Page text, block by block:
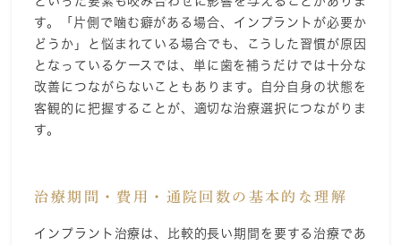
す。「片側で噛む癖がある場合、インプラントが必要か
どうか」と悩まれている場合でも、こうした習慣が原因
となっているケースでは、単に歯を補うだけでは十分な
改善につながらないこともあります。自分自身の状態を
客観的に把握することが、適切な治療選択につながりま
す。
治療期間・費用・通院回数の基本的な理解
インプラント治療は、比較的長い期間を要する治療であ